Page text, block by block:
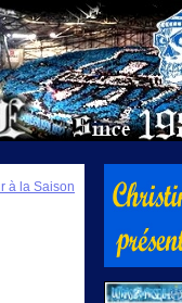
à la Saison